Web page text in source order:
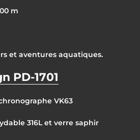
m
et aventures aquatiques.
PD-1701
VK63
316L et verre saphir